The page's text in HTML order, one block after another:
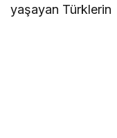
yaşayan